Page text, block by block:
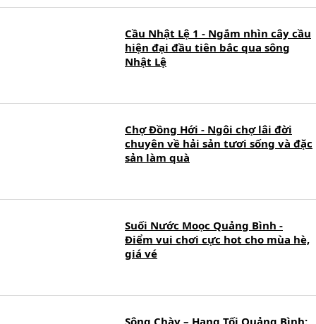
Cầu Nhật Lệ 1 - Ngắm nhìn cây cầu
hiện đại đầu tiên bắc qua sông
Nhật Lệ
Chợ Đồng Hới - Ngôi chợ lâi đời
chuyên về hải sản tươi sống và đặc
sản làm quà
Suối Nước Moọc Quảng Bình -
Điểm vui chơi cực hot cho mùa hè,
giá vé
Sông Chày – Hang Tối Quảng Bình: